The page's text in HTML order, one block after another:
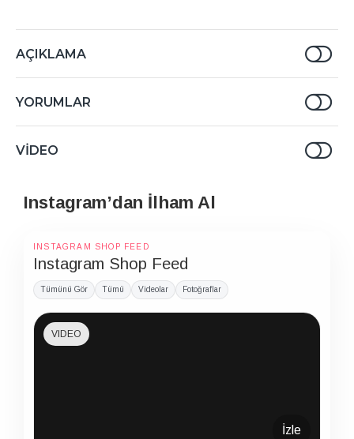
AÇIKLAMA
YORUMLAR
VIDEO
Instagram’dan İlham Al
INSTAGRAM SHOP FEED
Instagram Shop Feed
Tümünü Gör Tümü Videolar Fotoğraflar
İzle
VIDEO